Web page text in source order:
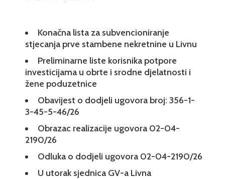
Konačna lista za subvencioniranje
stjecanja prve stambene nekretnine u Livnu
Preliminarne liste korisnika potpore
investicijama u obrte i srodne djelatnosti i
žene poduzetnice
Obavijest o dodjeli ugovora broj: 356-1-
3-45-5-46/26
Obrazac realizacije ugovora 02-04-
2190/26
Odluka o dodjeli ugovora 02-04-2190/26
U utorak sjednica GV-a Livna